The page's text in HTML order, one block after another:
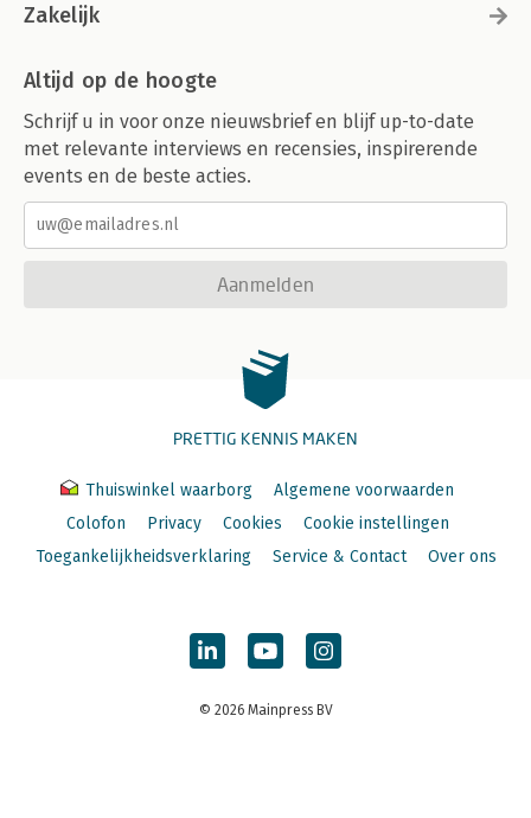
Zakelijk
Altijd op de hoogte
Schrijf u in voor onze nieuwsbrief en blijf up-to-date
met relevante interviews en recensies, inspirerende
events en de beste acties.
Aanmelden
PRETTIG KENNIS MAKEN
Thuiswinkel waarborg
Algemene voorwaarden
Colofon
Privacy Cookies
Cookie instellingen
Toegankelijkheidsverklaring
Service & Contact Over ons
© 2026 Mainpress BV